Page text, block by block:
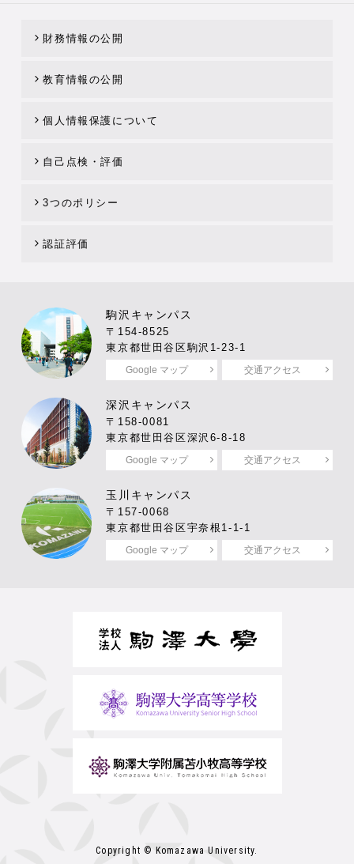
財務情報の公開
教育情報の公開
個人情報保護について
自己点検・評価
3つのポリシー
認証評価
駒沢キャンパス
〒154-8525
東京都世田谷区駒沢1-23-1
Google マップ 交通アクセス
深沢キャンパス
〒158-0081
東京都世田谷区深沢6-8-18
Google マップ 交通アクセス
玉川キャンパス
〒157-0068
東京都世田谷区宇奈根1-1-1
Google マップ 交通アクセス
Copyright © Komazawa University.